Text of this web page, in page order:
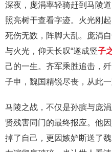
深夜，庞涓率轻骑赶到马陵
照亮树干查看字迹。火光刚
死伤无数，阵脚大乱。庞涓
与火光，仰天长叹“遂成竖子
己的一生。齐军乘胜追击，
子申，魏国精锐尽丧，从此一
马陵之战，不仅是孙膑与庞
贤残害同门的最终报应。他
掉了自己，更因嫉妒断送了